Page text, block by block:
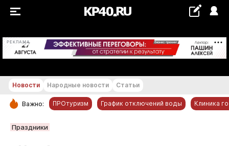
РЕКЛАМА +22...+23 °С
РУБРИКИ
Обнинск
Новости Народные новости Статьи
Важно: ПРОтуризм График отключений воды Клиника
Праздники